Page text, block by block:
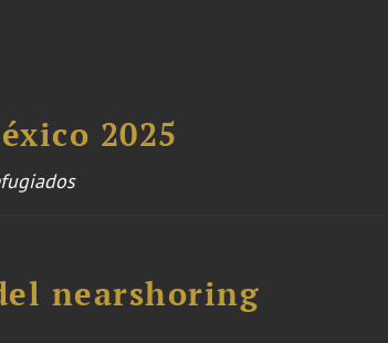
2025
nearshoring